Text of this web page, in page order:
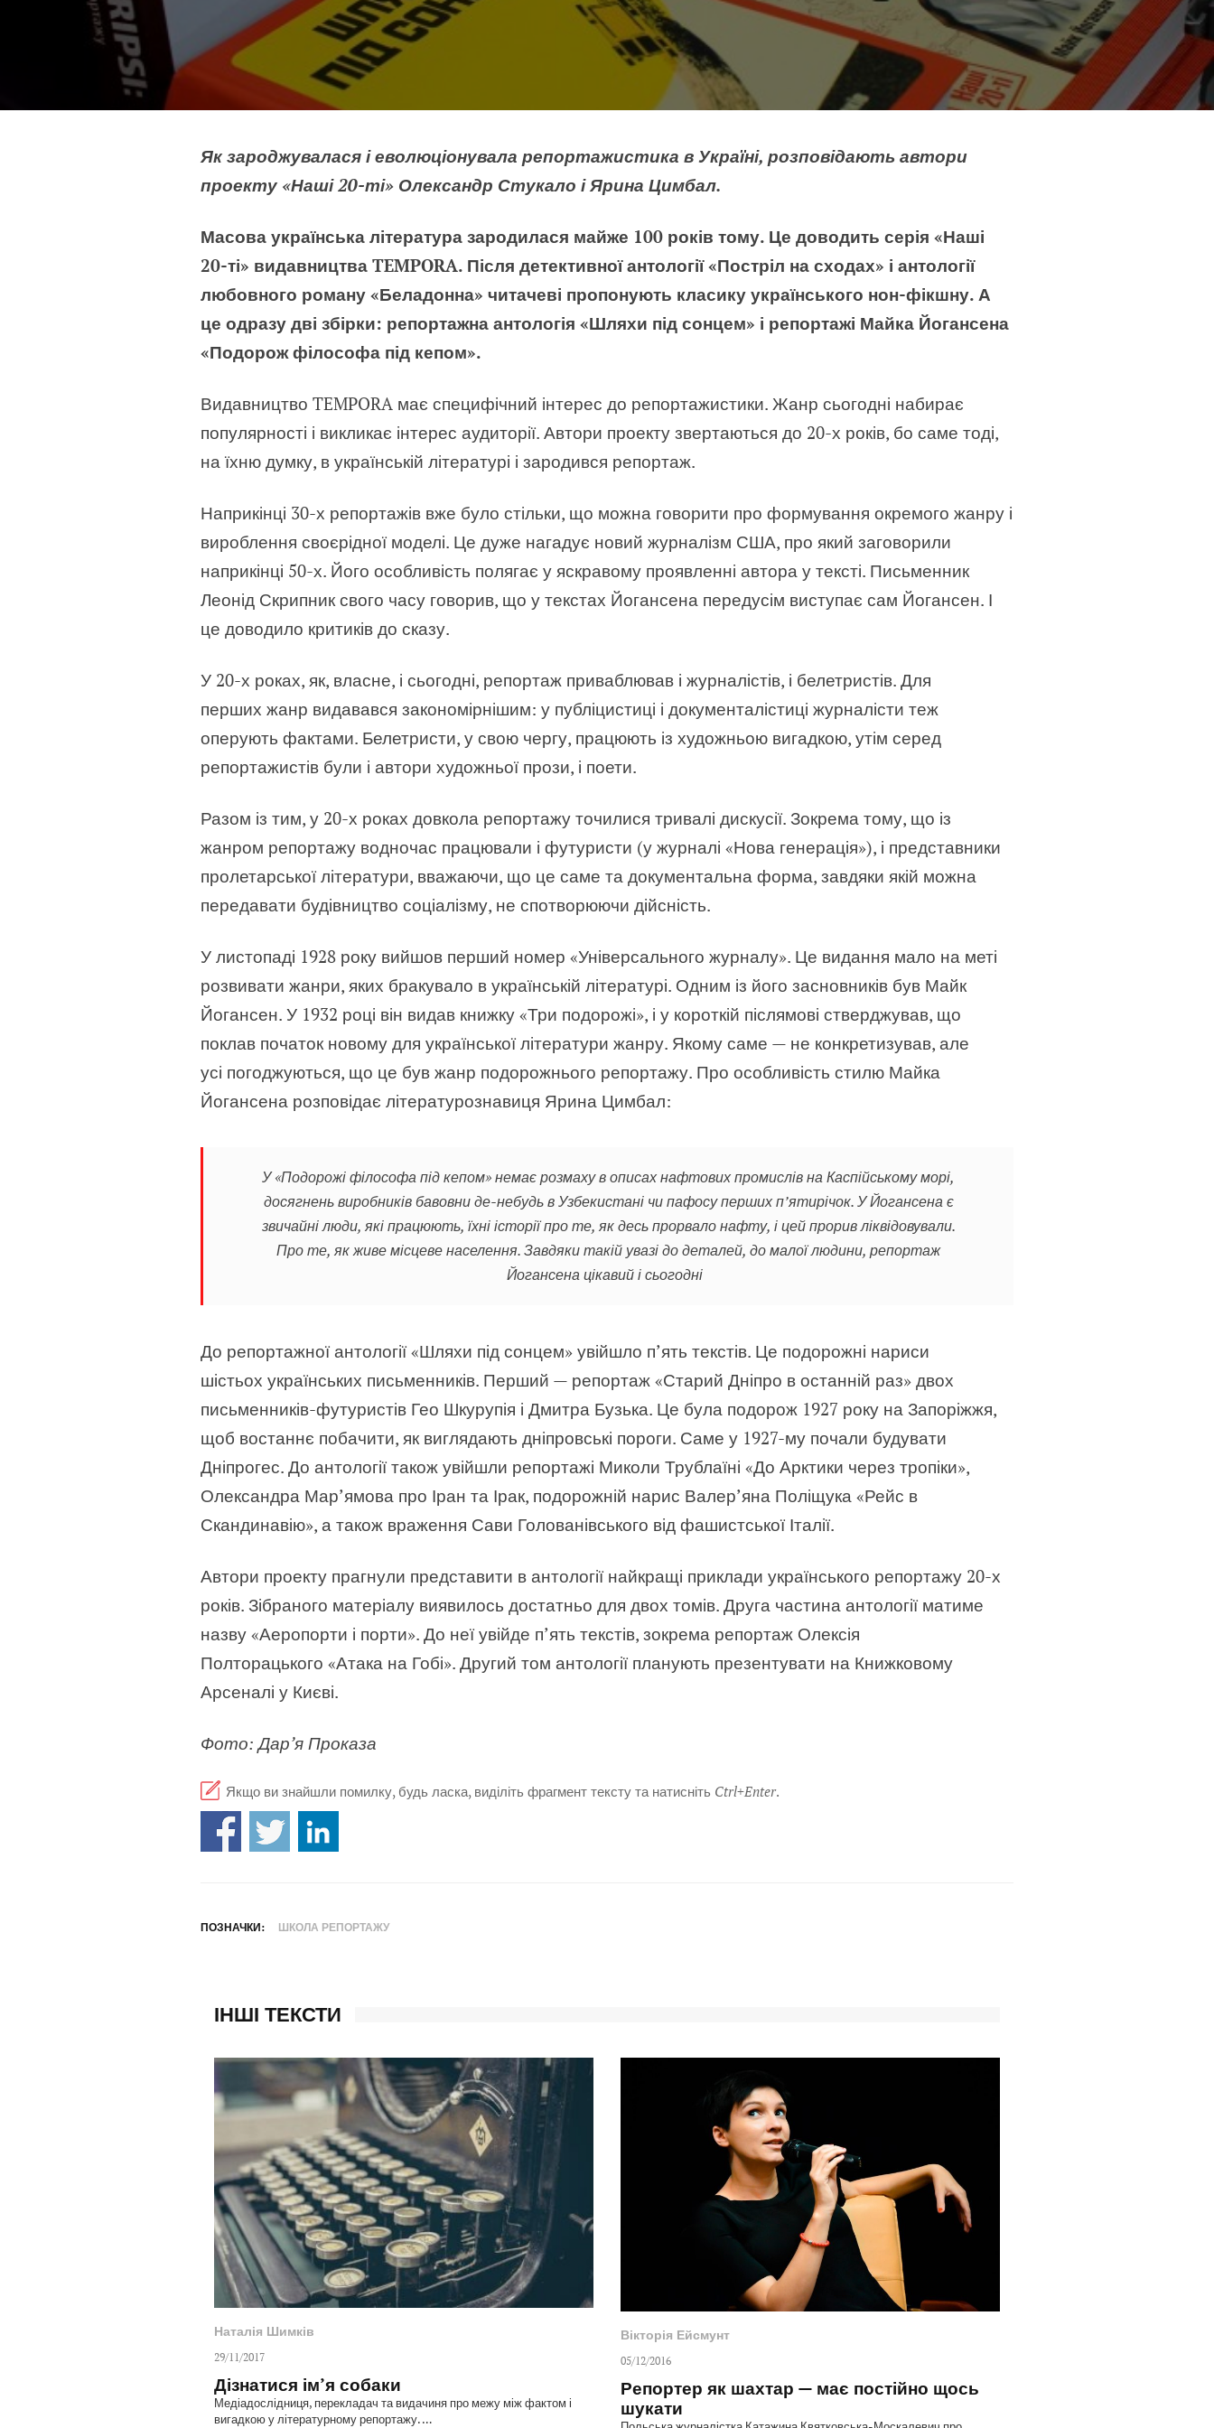
Як зароджувалася і еволюціонувала репортажистика в Україні, розповідають автори
проекту «Наші 20-ті» Олександр Стукало і Ярина Цимбал.
Масова українська література зародилася майже 100 років тому. Це доводить серія «Наші
20-ті» видавництва TEMPORA. Після детективної антології «Постріл на сходах» і антології
любовного роману «Беладонна» читачеві пропонують класику українського нон-фікшну. А
це одразу дві збірки: репортажна антологія «Шляхи під сонцем» і репортажі Майка Йогансена
«Подорож філософа під кепом».
Видавництво TEMPORA має специфічний інтерес до репортажистики. Жанр сьогодні набирає
популярності і викликає інтерес аудиторії. Автори проекту звертаються до 20-х років, бо саме тоді,
на їхню думку, в українській літературі і зародився репортаж.
Наприкінці 30-х репортажів вже було стільки, що можна говорити про формування окремого жанру і
вироблення своєрідної моделі. Це дуже нагадує новий журналізм США, про який заговорили
наприкінці 50-х. Його особливість полягає у яскравому проявленні автора у тексті. Письменник
Леонід Скрипник свого часу говорив, що у текстах Йогансена передусім виступає сам Йогансен. І
це доводило критиків до сказу.
У 20-х роках, як, власне, і сьогодні, репортаж приваблював і журналістів, і белетристів. Для
перших жанр видавався закономірнішим: у публіцистиці і документалістиці журналісти теж
оперують фактами. Белетристи, у свою чергу, працюють із художньою вигадкою, утім серед
репортажистів були і автори художньої прози, і поети.
Разом із тим, у 20-х роках довкола репортажу точилися тривалі дискусії. Зокрема тому, що із
жанром репортажу водночас працювали і футуристи (у журналі «Нова генерація»), і представники
пролетарської літератури, вважаючи, що це саме та документальна форма, завдяки якій можна
передавати будівництво соціалізму, не спотворюючи дійсність.
У листопаді 1928 року вийшов перший номер «Універсального журналу». Це видання мало на меті
розвивати жанри, яких бракувало в українській літературі. Одним із його засновників був Майк
Йогансен. У 1932 році він видав книжку «Три подорожі», і у короткій післямові стверджував, що
поклав початок новому для української літератури жанру. Якому саме — не конкретизував, але
усі погоджуються, що це був жанр подорожнього репортажу. Про особливість стилю Майка
Йогансена розповідає літературознавиця Ярина Цимбал:
У «Подорожі філософа під кепом» немає розмаху в описах нафтових промислів на Каспійському морі,
досягнень виробників бавовни де-небудь в Узбекистані чи пафосу перших п’ятирічок. У Йогансена є
звичайні люди, які працюють, їхні історії про те, як десь прорвало нафту, і цей прорив ліквідовували.
Про те, як живе місцеве населення. Завдяки такій увазі до деталей, до малої людини, репортаж
Йогансена цікавий і сьогодні
До репортажної антології «Шляхи під сонцем» увійшло п’ять текстів. Це подорожні нариси
шістьох українських письменників. Перший — репортаж «Старий Дніпро в останній раз» двох
письменників-футуристів Гео Шкурупія і Дмитра Бузька. Це була подорож 1927 року на Запоріжжя,
щоб востаннє побачити, як виглядають дніпровські пороги. Саме у 1927-му почали будувати
Дніпрогес. До антології також увійшли репортажі Миколи Трублаїні «До Арктики через тропіки»,
Олександра Мар’ямова про Іран та Ірак, подорожній нарис Валер’яна Поліщука «Рейс в
Скандинавію», а також враження Сави Голованівського від фашистської Італії.
Автори проекту прагнули представити в антології найкращі приклади українського репортажу 20-х
років. Зібраного матеріалу виявилось достатньо для двох томів. Друга частина антології матиме
назву «Аеропорти і порти». До неї увійде п’ять текстів, зокрема репортаж Олексія
Полторацького «Атака на Гобі». Другий том антології планують презентувати на Книжковому
Арсеналі у Києві.
Фото: Дар’я Проказа
Якщо ви знайшли помилку, будь ласка, виділіть фрагмент тексту та натисніть Ctrl+Enter.
ПОЗНАЧКИ: ШКОЛА РЕПОРТАЖУ
ІНШІ ТЕКСТИ
Наталія Шимків
29/11/2017
Дізнатися ім’я собаки
Медіадослідниця, перекладач та видачиня про межу між фактом і
вигадкою у літературному репортажу. …
Вікторія Ейсмунт
05/12/2016
Репортер як шахтар — має постійно щось
шукати